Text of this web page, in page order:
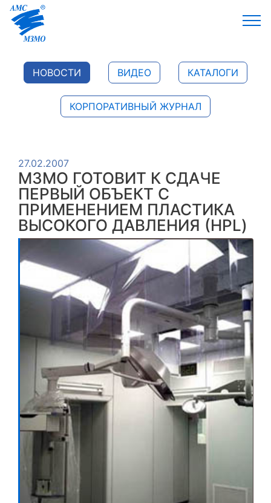
НОВОСТИ ВИДЕО КАТАЛОГИ
КОРПОРАТИВНЫЙ ЖУРНАЛ
27.02.2007
МЗМО ГОТОВИТ К СДАЧЕ
ПЕРВЫЙ ОБЪЕКТ С
ПРИМЕНЕНИЕМ ПЛАСТИКА
ВЫСОКОГО ДАВЛЕНИЯ (HPL)